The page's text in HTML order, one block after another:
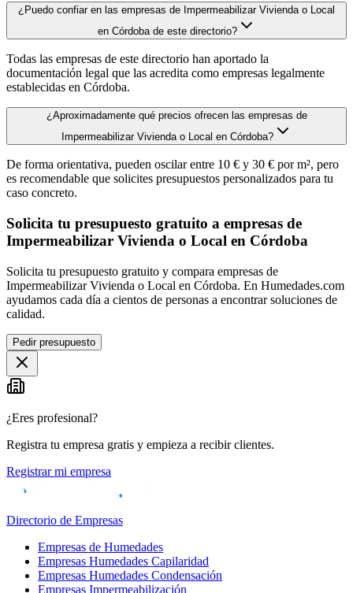
¿Puedo confiar en las empresas de Impermeabilizar Vivienda o Local
en Córdoba de este directorio?
Todas las empresas de este directorio han aportado la
documentación legal que las acredita como empresas legalmente
establecidas en Córdoba.
¿Aproximadamente qué precios ofrecen las empresas de
Impermeabilizar Vivienda o Local en Córdoba?
De forma orientativa, pueden oscilar entre 10 € y 30 € por m², pero
es recomendable que solicites presupuestos personalizados para tu
caso concreto.
Solicita tu presupuesto gratuito a empresas de
Impermeabilizar Vivienda o Local en Córdoba
Solicita tu presupuesto gratuito y compara empresas de
Impermeabilizar Vivienda o Local en Córdoba. En Humedades.com
ayudamos cada día a cientos de personas a encontrar soluciones de
calidad.
Pedir presupuesto
¿Eres profesional?
Registra tu empresa gratis y empieza a recibir clientes.
Registrar mi empresa
Directorio de Empresas
Empresas de Humedades
Empresas Humedades Capilaridad
Empresas Humedades Condensación
Empresas Impermeabilización